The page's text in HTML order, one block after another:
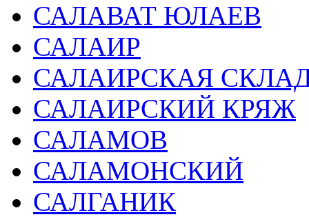
САЛАВАТ ЮЛАЕВ
САЛАИР
САЛАИРСКАЯ
САЛАИРСКИЙ КРЯЖ
САЛАМОВ
САЛАМОНСКИЙ
САЛГАНИК